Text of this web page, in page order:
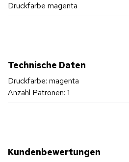
Druckfarbe magenta
Technische Daten
Druckfarbe: magenta
Anzahl Patronen: 1
Kundenbewertungen